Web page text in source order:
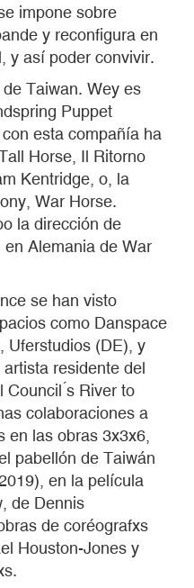
impone sobre
y reconfigura en
y así poder convivir.
Taiwan. Wey es
Puppet
esta compañía ha
Horse, Il Ritorno
Kentridge, o, la
War Horse.
la dirección de
Alemania de War
se han visto
como Danspace
Uferstudios (DE), y
residente del
Council ́s River to
colaboraciones a
en las obras 3x3x6,
pabellón de Taiwán
en la película
de Dennis
de coréografxs
Houston-Jones y